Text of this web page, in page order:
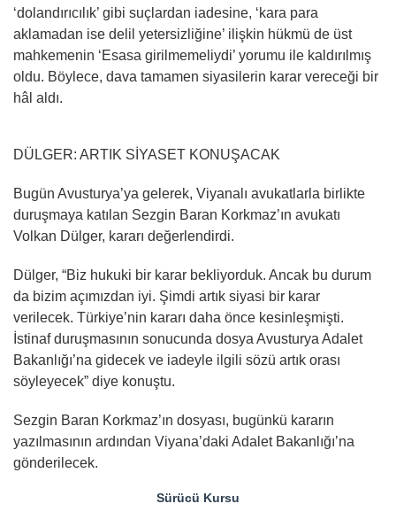
‘dolandırıcılık’ gibi suçlardan iadesine, ‘kara para
aklamadan ise delil yetersizliğine’ ilişkin hükmü de üst
mahkemenin ‘Esasa girilmemeliydi’ yorumu ile kaldırılmış
oldu. Böylece, dava tamamen siyasilerin karar vereceği bir
hâl aldı.
DÜLGER: ARTIK SİYASET KONUŞACAK
Bugün Avusturya’ya gelerek, Viyanalı avukatlarla birlikte
duruşmaya katılan Sezgin Baran Korkmaz’ın avukatı
Volkan Dülger, kararı değerlendirdi.
Dülger, “Biz hukuki bir karar bekliyorduk. Ancak bu durum
da bizim açımızdan iyi. Şimdi artık siyasi bir karar
verilecek. Türkiye’nin kararı daha önce kesinleşmişti.
İstinaf duruşmasının sonucunda dosya Avusturya Adalet
Bakanlığı’na gidecek ve iadeyle ilgili sözü artık orası
söyleyecek” diye konuştu.
Sezgin Baran Korkmaz’ın dosyası, bugünkü kararın
yazılmasının ardından Viyana’daki Adalet Bakanlığı’na
gönderilecek.
Sürücü Kursu